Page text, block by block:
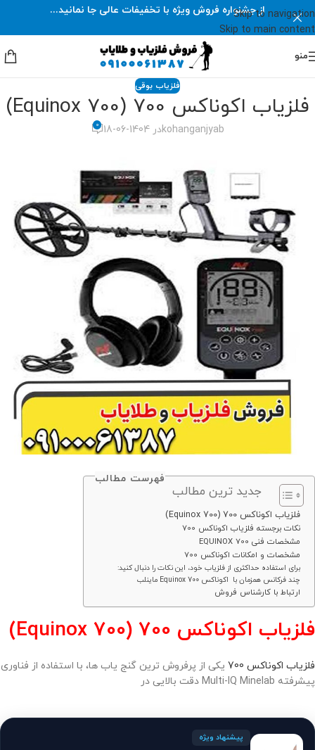
Skip to navigation
Skip to main content
از جشنواره فروش ویژه با تخفیفات عالی جا نمانید...
منو
فلزیاب بوقی
فلزیاب اکوناکس 700 (Equinox 700)
kohanganjyabدر 1404-06-18 0
فهرست مطالب
جدید ترین مطالب
فلزیاب اکوناکس 700 (Equinox 700)
نکات برجسته فلزیاب اکوناکس 700
مشخصات فنی EQUINOX 700
مشخصات و امکانات اکوناکس 700
برای استفاده حداکثری از فلزیاب خود، این نکات را دنبال کنید:
چند فرکانس همزمان با اکوناکس Equinox 700 ماینلب
ارتباط با کارشناس فروش
فلزیاب اکوناکس 700 (Equinox 700)
فلزیاب اکوناکس 700
یکی از پرفروش ترین گنج یاب ها، با استفاده از فناوری
پیشرفته Multi-IQ Minelab دقت بالایی در
پیشنهاد ویژه